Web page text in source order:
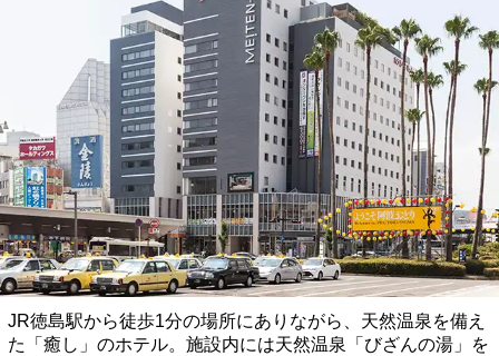
JR徳島駅から徒歩1分の場所にありながら、天然温泉を備え
た「癒し」のホテル。施設内には天然温泉「びざんの湯」を